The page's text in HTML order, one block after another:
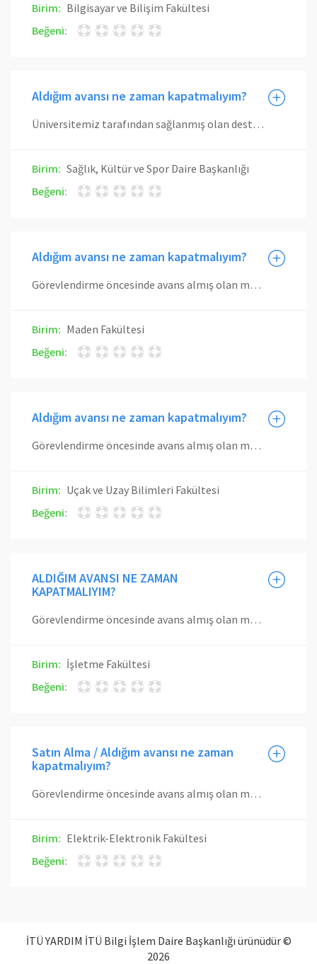
Birim: Bilgisayar ve Bilişim Fakültesi
Beğeni:
Aldığım avansı ne zaman kapatmalıyım?
Üniversitemiz tarafından sağlanmış olan desteği görevlendirme öncesinde almış olan mensuplarımızın, görevlendirmelerinden dönüş tarihleri ile başlamak üzere 30 gün içerisinde kapatmaları gerekmektedir. Belirtilen süre içerisinde kapatılmayan avanslar için 6183 sayılı Amme Alacaklarının Tahsili Usulü Hakkında Kanununun ilgili hükümleri doğrultusunda işlem yapılır.
Birim: Sağlık, Kültür ve Spor Daire Başkanlığı
Beğeni:
Aldığım avansı ne zaman kapatmalıyım?
Görevlendirme öncesinde avans almış olan mensuplarımız için; başlama tarihi, ilgili görevlendirmenin bittiği gün olacak şekilde 30 gün içinde avans geri ödemelerini gerçekleştirmeleri gerekmektedir. Belirtilen süre içerisinde kapatılmayan avanslar için 6183 sayılı Amme Alacaklarının Tahsili Usulü Hakkında Kanununun ilgili hükümleri doğrultusunda işlem yapılır.
Birim: Maden Fakültesi
Beğeni:
Aldığım avansı ne zaman kapatmalıyım?
Görevlendirme öncesinde avans almış olan mensuplarımız için; başlama tarihi, ilgili görevlendirmenin bittiği gün olacak şekilde 30 gün içinde avans geri ödemelerini gerçekleştirmeleri gerekmektedir. Belirtilen süre içerisinde kapatılmayan avanslar için 6183 sayılı Amme Alacaklarının Tahsili Usulü Hakkında Kanununun ilgili hükümleri doğrultusunda işlem yapılır.
Birim: Uçak ve Uzay Bilimleri Fakültesi
Beğeni:
ALDIĞIM AVANSI NE ZAMAN
KAPATMALIYIM?
Görevlendirme öncesinde avans almış olan mensuplarımız için; başlama tarihi, ilgili görevlendirmenin bittiği gün olacak şekilde 30 gün içinde avans geri ödemelerini gerçekleştirmeleri gerekmektedir. Belirtilen süre içerisinde kapatılmayan avanslar için 6183 sayılı Amme Alacaklarının Tahsili Usulü Hakkında Kanununun ilgili hükümleri doğrultusunda işlem yapılır.
Birim: İşletme Fakültesi
Beğeni:
Satın Alma / Aldığım avansı ne zaman
kapatmalıyım?
Görevlendirme öncesinde avans almış olan mensuplarımız için; başlama tarihi, ilgili görevlendirmenin bittiği gün olacak şekilde 30 gün içinde avans geri ödemelerini gerçekleştirmeleri gerekmektedir. Belirtilen süre içerisinde kapatılmayan avanslar için 6183 sayılı Amme Alacaklarının Tahsili Usulü Hakkında Kanununun ilgili hükümleri doğrultusunda işlem yapılır.
Birim: Elektrik-Elektronik Fakültesi
Beğeni:
İTÜ YARDIM İTÜ Bilgi İşlem Daire Başkanlığı ürünüdür ©
2026